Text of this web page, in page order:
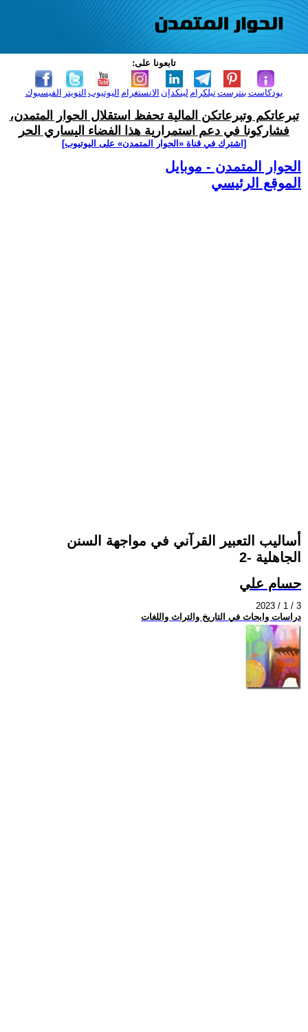
تابعونا على:
الفيسبوك التويتر اليوتيوب الانستغرام لينكدإن تيلكرامبنترست بودكاست
تبرعاتكم وتبرعاتكن المالية تحفظ استقلال الحوار المتمدن،
فشاركونا في دعم استمرارية هذا الفضاء اليساري الحر
[اشترك في قناة ‫«الحوار المتمدن» على اليوتيوب]
الحوار المتمدن - موبايل
الموقع الرئيسي
أساليب التعبير القرآني في مواجهة السنن
الجاهلية -2
حسام علي
2023 / 1 / 3
دراسات وابحاث في التاريخ والتراث واللغات